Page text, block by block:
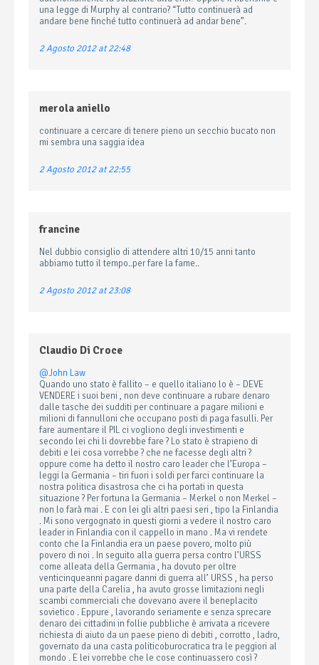
una legge di Murphy al contrario? “Tutto continuerà ad
andare bene finché tutto continuerà ad andar bene”.
2 Agosto 2012 at 22:48
merola aniello
continuare a cercare di tenere pieno un secchio bucato non
mi sembra una saggia idea
2 Agosto 2012 at 22:55
francine
Nel dubbio consiglio di attendere altri 10/15 anni tanto
abbiamo tutto il tempo..per fare la fame..
2 Agosto 2012 at 23:08
Claudio Di Croce
@John Law
Quando uno stato è fallito – e quello italiano lo è – DEVE
VENDERE i suoi beni , non deve continuare a rubare denaro
dalle tasche dei sudditi per continuare a pagare milioni e
milioni di fannulloni che occupano posti di paga fasulli. Per
fare aumentare il PIL ci vogliono degli investimenti e
secondo lei chi li dovrebbe fare ? Lo stato è strapieno di
debiti e lei cosa vorrebbe ? che ne facesse degli altri ?
oppure come ha detto il nostro caro leader che l’Europa –
leggi la Germania – tiri fuori i soldi per farci continuare la
nostra politica disastrosa che ci ha portati in questa
situazione ? Per fortuna la Germania – Merkel o non Merkel –
non lo farà mai . E con lei gli altri paesi seri , tipo la Finlandia
. Mi sono vergognato in questi giorni a vedere il nostro caro
leader in Finlandia con il cappello in mano . Ma vi rendete
conto che la Finlandia era un paese povero, molto più
povero di noi . In seguito alla guerra persa contro l’URSS
come alleata della Germania , ha dovuto per oltre
venticinqueanni pagare danni di guerra all’ URSS , ha perso
una parte della Carelia , ha avuto grosse limitazioni negli
scambi commerciali che dovevano avere il beneplacito
sovietico . Eppure , lavorando seriamente e senza sprecare
denaro dei cittadini in follie pubbliche è arrivata a ricevere
richiesta di aiuto da un paese pieno di debiti , corrotto , ladro,
governato da una casta politicoburocratica tra le peggiori al
mondo . E lei vorrebbe che le cose continuassero così ?